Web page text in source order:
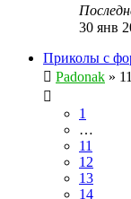
30 янв
Приколы с
Padonak »
1
…
11
12
13
14